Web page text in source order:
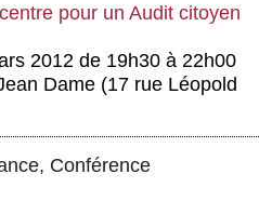
pour un Audit citoyen
2012 de 19h30 à 22h00
Dame (17 rue Léopold
, Conférence